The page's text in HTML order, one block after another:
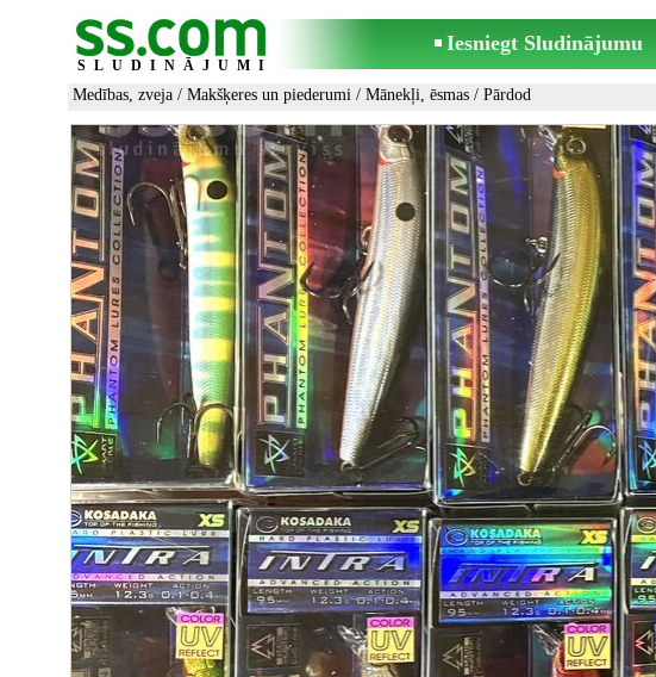
SLUDINĀJUMI
Iesniegt Sludinājumu
Medības, zveja / Makšķeres un piederumi / Mānekļi, ēsmas / Pārdod